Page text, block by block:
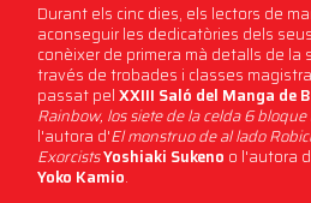
Durant els cinc dies, els lectors de
aconseguir les dedicatòries dels
conèixer de primera mà detalls de la
través de trobades i classes
passat pelXXIII Saló del Manga de
Rainbow, los siete de la celda 6 bloque
l'autora d'El monstruo de al lado
ExorcistsYoshiaki Sukeno o l'autora
Yoko Kamio.